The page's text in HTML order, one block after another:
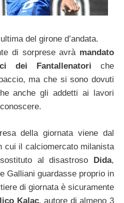
del girone d’andata.
di sorprese avrà mandato
dei Fantallenatori che
ma che si sono dovuti
anche gli addetti ai lavori
della giornata viene dal
cui il calciomercato milanista
al disastroso Dida,
Galliani guardasse proprio in
di giornata è sicuramente
Kalac, autore di almeno 3